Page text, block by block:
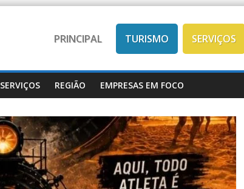
PRINCIPAL TURISMO SERVIÇOS
SERVIÇOS REGIÃO EMPRESAS EM FOCO